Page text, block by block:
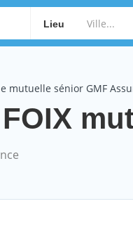
Lieu
mutuelle sénior GMF